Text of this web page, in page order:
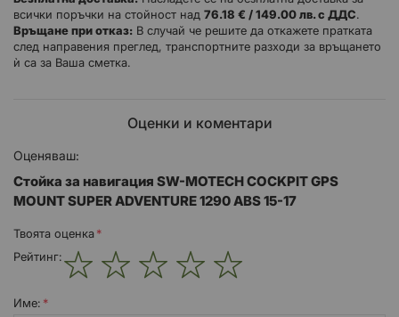
механизъм QUICK-LOCK от подсилена със стъклени влакна
пластмаса
Изработена за всеки модел мотоциклет за оптимално
позициониране
осигурява сигурно захващане за обичайните модели GPS и
калъфи за устройства Navi Case Pro или твърди калъфи от SW-
всички поръчки на стойност над 76.18 € / 149.00 лв. с ДДС.
Връщане при отказ: В случай че решите да откажете пратката
след направения преглед, транспортните разходи за връщането
ѝ са за Ваша сметка.
Оценки и коментари
Оценяваш:
Стойка за навигация SW-MOTECH COCKPIT GPS
MOUNT SUPER ADVENTURE 1290 ABS 15-17
Твоята оценка
Рейтинг:
Име: